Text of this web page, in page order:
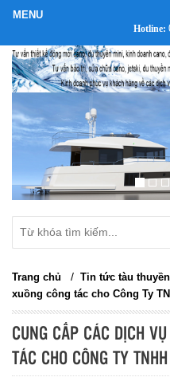
Hotline:
Trang chủ / Tin tức tàu thuyền
xuồng công tác cho Công Ty
CUNG CẤP CÁC DỊCH
TÁC CHO CÔNG TY